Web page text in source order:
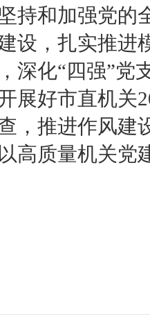
持和加强党的
设，扎实推进
深化“四强”党
展好市直机关
，推进作风建
高质量机关党